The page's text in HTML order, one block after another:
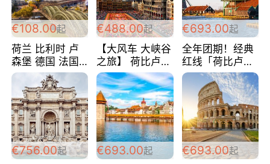
€108.00起
荷兰 比利时 卢
森堡 德国 法国
超爽玩遍西欧 循
环线 全程四星宾
馆 108欧/人/天
€488.00起
【大风车 大峡谷
之旅】 荷比卢德
法 巴黎上下 经
典五国四日游
488欧/人
€693.00起
全年团期！经典
红线「荷比卢德
法」七天循环 五
国 仅售99欧/人/
天！巴黎上下！
包拼房~
€756.00起 €693.00起 €693.00起